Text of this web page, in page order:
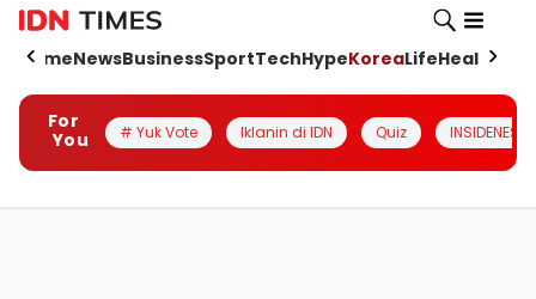
HomeNewsBusinessSportTechHypeKoreaLifeHealth
For
You
# Yuk Vote Iklanin di IDN Quiz INSIDENESIA